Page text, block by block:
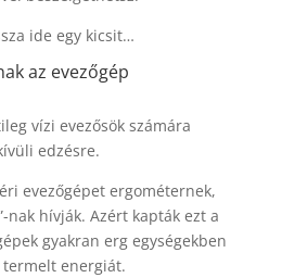
ide egy kicsit…
az evezőgép
vízi evezősök számára
edzésre.
evezőgépet ergométernek,
nak hívják. Azért kapták ezt a
gyakran erg egységekben
termelt energiát.